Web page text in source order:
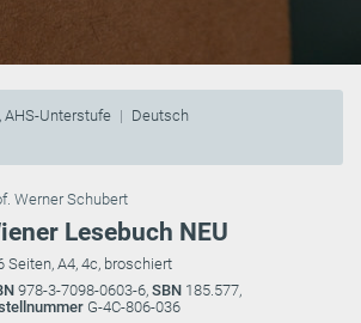
AHS-Unterstufe
Deutsch
Werner Schubert
Lesebuch NEU
Seiten, A4, 4c, broschiert
978-3-7098-0603-6, SBN 185.577,
G-4C-806-036